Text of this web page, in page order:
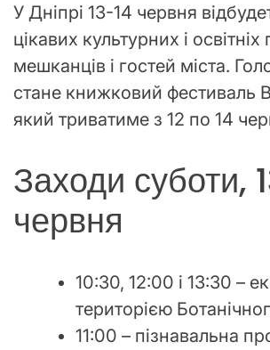
У Дніпрі 13-14 червня
цікавих культурних і освітніх
мешканців і гостей міста.
стане книжковий фестиваль
який триватиме з 12 по 14
Заходи суботи,
червня
10:30, 12:00 і 13:30 –
територією
11:00 – пізнавальна